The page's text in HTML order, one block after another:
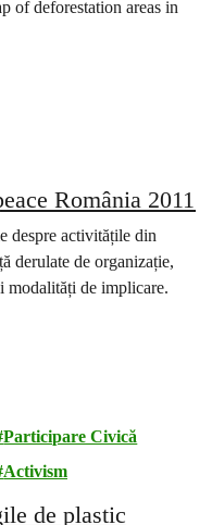
of deforestation areas in
România 2011
despre activitățile din
derulate de organizație,
modalități de implicare.
Participare Civică
Activism
de plastic